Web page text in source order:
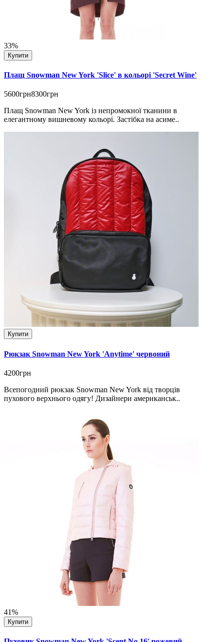
33%
Купити
Плащ Snowman New York 'Slice' в кольорі 'Secret Wine'
5600грн8300грн
Плащ Snowman New York із непромокної тканини в
елегантному вишневому кольорі. Застібка на асиме..
Купити
Рюкзак Snowman New York 'Anytime' червоний
4200грн
Всепогодний рюкзак Snowman New York від творців
пухового верхнього одягу! Дизайнери американськ..
41%
Купити